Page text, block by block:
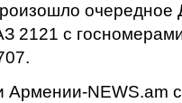
2121 с
Армении-NEWS.am